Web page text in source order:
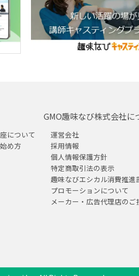
について
め方
GMO趣味なび株式会社に
運営会社
採用情報
個人情報保護方針
特定商取引法の表示
趣味なびエシカル消費推進
プロモーションについて
メーカー・広告代理店のご